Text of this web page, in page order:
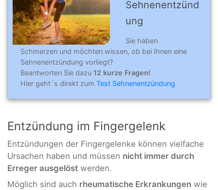
Sehnenentzünd
ung
Sie haben
Schmerzen und möchten wissen, ob bei Ihnen eine
Sehnenentzündung vorliegt?
Beantworten Sie dazu 12 kurze Fragen!
Hier geht´s direkt zum Test Sehnenentzündung
Entzündung im Fingergelenk
Entzündungen der Fingergelenke können vielfache
Ursachen haben und müssen nicht immer durch
Erreger ausgelöst werden.
Möglich sind auch rheumatische Erkrankungen wie